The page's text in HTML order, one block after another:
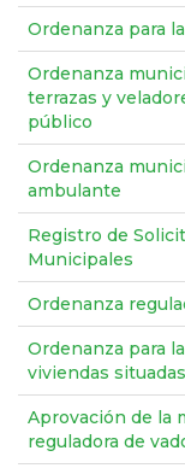
Ordenanza para
Ordenanza
terrazas y
público
Ordenanza
ambulante
Registro de
Municipales
Ordenanza
Ordenanza para
viviendas
Aprovación de la
reguladora de